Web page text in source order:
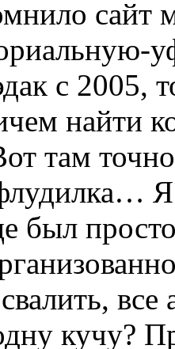
сайт
с
найти
там
Я
был
кучу?